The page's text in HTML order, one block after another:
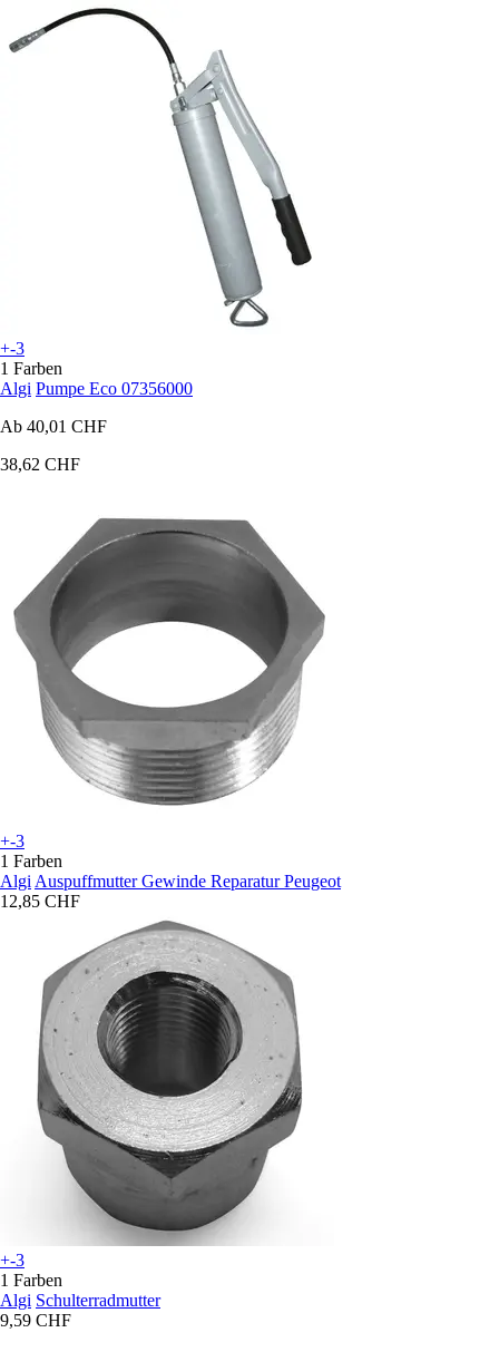
+-3
1 Farben
Algi Pumpe Eco 07356000
Ab 40,01 CHF
38,62 CHF
+-3
1 Farben
Algi Auspuffmutter Gewinde Reparatur Peugeot
12,85 CHF
+-3
1 Farben
Algi Schulterradmutter
9,59 CHF